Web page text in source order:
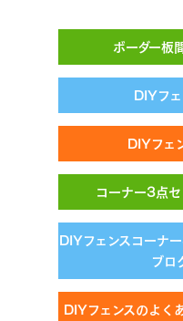
ボーダー板
DIYフ
DIYフェ
コーナー3点
DIYフェンスコーナ
ブロ
DIYフェンスのよく